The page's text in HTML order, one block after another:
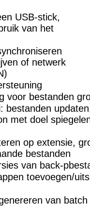
USB-stick,
van het
of netwerk
voor bestanden
bestanden
met doel
op extensie,
bestanden
van back-
toevoegen/
van